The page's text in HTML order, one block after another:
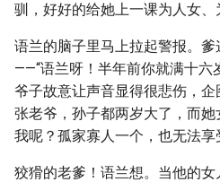
驯，好好的给她上一课为人女、
语兰的脑子里马上拉起警报。
——“语兰呀！半年前你就满十六
爷子故意让声音显得很悲伤，
张老爷，孙子都两岁大了，而
我呢？孤家寡人一个，也无法
狡猾的老爹！语兰想。当他的